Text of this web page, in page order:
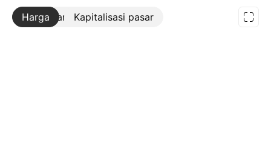
Harga Kapitalisasi pasar
Lebih lanjut